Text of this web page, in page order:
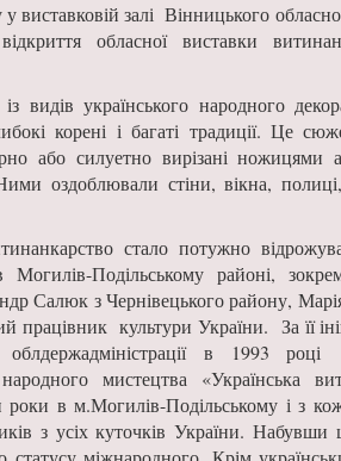
виставковій залі Вінницького
обласної виставки
видів українського народного
корені і багаті традиції. Це
або силуетно вирізані ножицями
оздоблювали стіни, вікна,
стало потужно
Подільському районі,
Салюк з Чернівецького району,
працівник культури України. За її
облдержадміністрації в 1993
народного мистецтва «Українська
роки в м.Могилів-Подільському і з
з усіх куточків України.